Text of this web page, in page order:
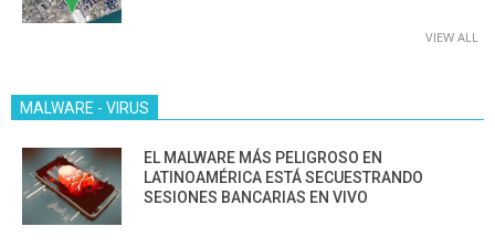
VIEW ALL
MALWARE - VIRUS
EL MALWARE MÁS PELIGROSO EN
LATINOAMÉRICA ESTÁ SECUESTRANDO
SESIONES BANCARIAS EN VIVO